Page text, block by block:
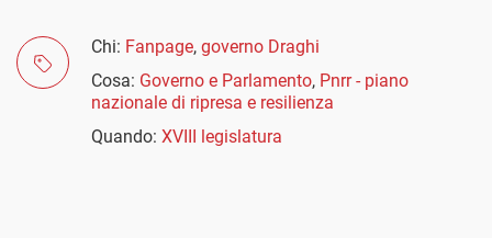
Chi: Fanpage, governo Draghi
Cosa: Governo e Parlamento, Pnrr - piano
nazionale di ripresa e resilienza
Quando: XVIII legislatura